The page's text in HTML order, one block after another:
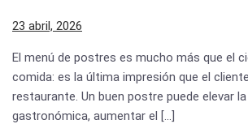
23 abril, 2026
El menú de postres es mucho más que el
comida: es la última impresión que el
restaurante. Un buen postre puede elevar
gastronómica, aumentar el [...]